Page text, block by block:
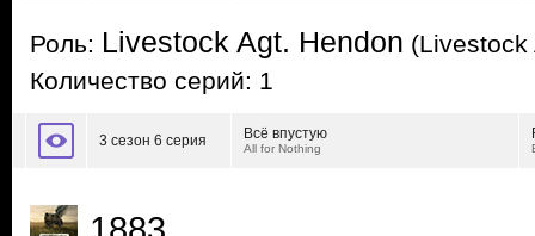
Роль: Livestock Agt. Hendon (Livestock
Количество серий: 1
3 сезон 6 серия Всё впустую
All for Nothing